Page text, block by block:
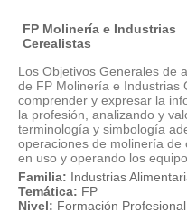
FP Molinería e Industrias
Cerealistas
Los Objetivos Generales de
de FP Molinería e Industrias
comprender y expresar la
la profesión, analizando y
terminología y simbología
operaciones de molinería
en uso y operando los
Familia: Industrias
Temática: FP
Nivel: Formación